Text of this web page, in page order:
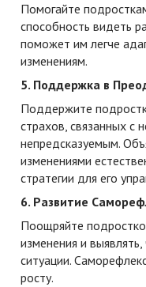
Помогайте
способность видеть
поможет им легче
изменениям.
5. Поддержка в
Поддержите
страхов, связанных с
непредсказуемым.
изменениями
стратегии для его
6. Развитие
Поощряйте
изменения и
ситуации.
росту.